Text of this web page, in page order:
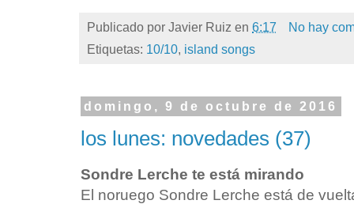
Publicado por Javier Ruiz en 6:17
No hay
Etiquetas: 10/10, island songs
domingo, 9 de octubre de 2016
los lunes: novedades (37)
Sondre Lerche te está mirando
El noruego Sondre Lerche está de